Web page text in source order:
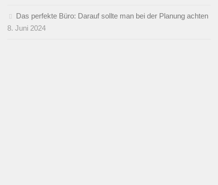
Das perfekte Büro: Darauf sollte man bei der Planung achten
8. Juni 2024